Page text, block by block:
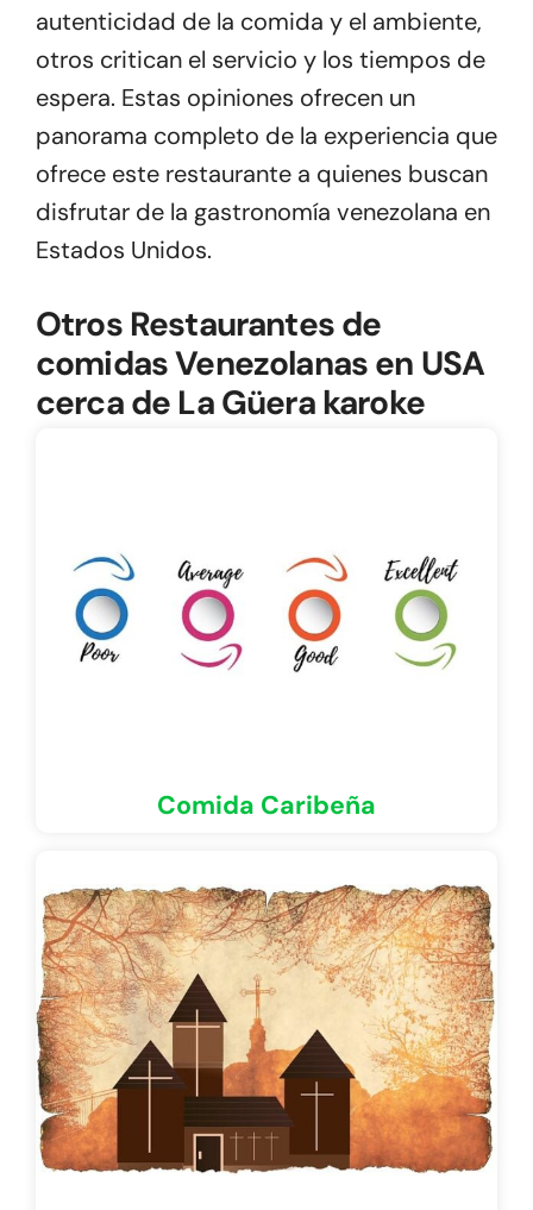
autenticidad de la comida y el ambiente,
otros critican el servicio y los tiempos de
espera. Estas opiniones ofrecen un
panorama completo de la experiencia que
ofrece este restaurante a quienes buscan
disfrutar de la gastronomía venezolana en
Estados Unidos.
Otros Restaurantes de
comidas Venezolanas en USA
cerca de La Güera karoke
Comida Caribeña